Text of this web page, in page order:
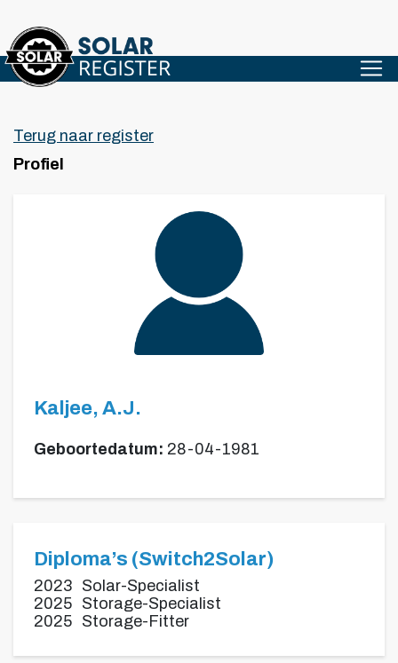
Terug naar register
Profiel
Kaljee, A.J.
Geboortedatum: 28-04-1981
Diploma’s (Switch2Solar)
2023 Solar-Specialist
2025 Storage-Specialist
2025 Storage-Fitter